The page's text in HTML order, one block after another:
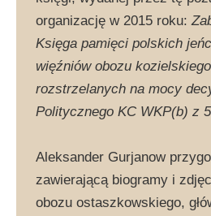
organizację w 2015 roku:
Księga pamięci polskich
więźniów obozu
rozstrzelanych na mocy
Politycznego KC WKP(b) z
Aleksander Gurjanow
zawierającą biogramy i
obozu ostaszkowskiego,